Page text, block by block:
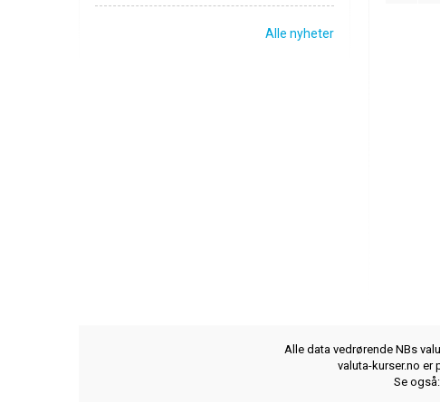
Alle nyheter
Alle data vedrørende NBs
valuta-kurser.no er
Se også: